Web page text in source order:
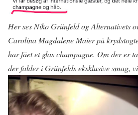
Her ses Niko Grünfeld og Alternativets
Carolina Magdalene Maier på
har fået et glas champagne. Om der er
der falder i Grünfelds eksklusive smag,